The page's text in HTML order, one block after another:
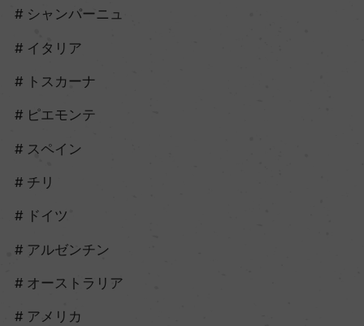
シャンパーニュ
イタリア
トスカーナ
ピエモンテ
スペイン
チリ
ドイツ
アルゼンチン
オーストラリア
アメリカ